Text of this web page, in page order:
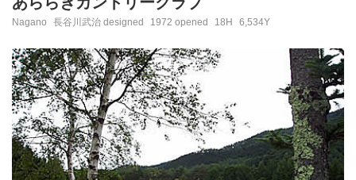
Nagano 長谷川武治 designed 1972 opened 18H 6,534Y